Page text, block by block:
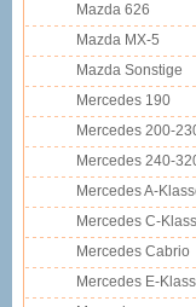
Mazda 626
Mazda MX-5
Mazda Sonstige
Mercedes 190
Mercedes 200-
Mercedes 240-
Mercedes A-
Mercedes C-
Mercedes Cabrio
Mercedes E-